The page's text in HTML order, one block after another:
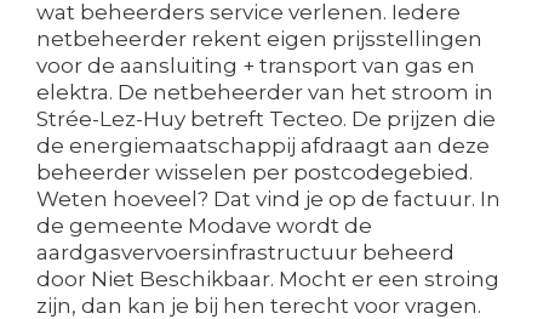
wat beheerders service verlenen. Iedere
netbeheerder rekent eigen prijsstellingen
voor de aansluiting + transport van gas en
elektra. De netbeheerder van het stroom in
Strée-Lez-Huy betreft Tecteo. De prijzen die
de energiemaatschappij afdraagt aan deze
beheerder wisselen per postcodegebied.
Weten hoeveel? Dat vind je op de factuur. In
de gemeente Modave wordt de
aardgasvervoersinfrastructuur beheerd
door Niet Beschikbaar. Mocht er een stroing
zijn, dan kan je bij hen terecht voor vragen.